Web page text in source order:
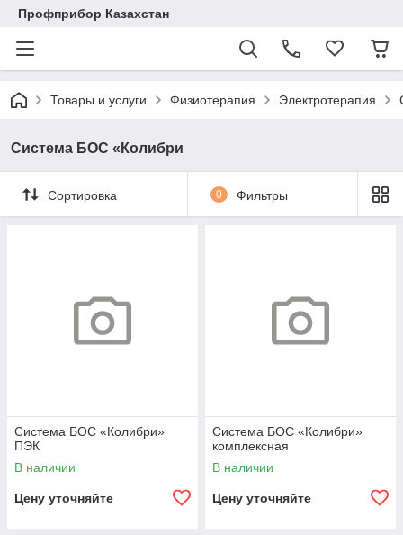
Профприбор Казахстан
Товары и услуги Физиотерапия Электротерапия
Система БОС «Колибри
Сортировка 0 Фильтры
Система БОС «Колибри»
ПЭК
В наличии
Цену уточняйте
Система БОС «Колибри»
комплексная
В наличии
Цену уточняйте